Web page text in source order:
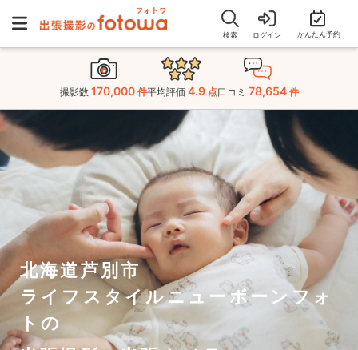
検索 ログイン かんたん予約
撮影数 170,000 件平均評価 4.9 点口コミ 78,654 件
北海道芦別市
ライフスタイルニューボーンフォ
トの